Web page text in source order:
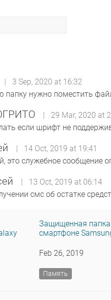
| 3 Sep, 2020 at 16:32
папку нужно поместить
| 29 Mar, 2020 at
если шрифт не
| 14 Oct, 2019 at 19:41
это служебное сообщение
| 13 Oct, 2019 at 06:14
смс об остатке
Защищенная
смартфоне
Feb 26, 2019
Память